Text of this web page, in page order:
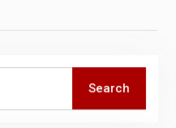
Search